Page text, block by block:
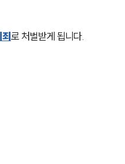
죄로 처벌받게 됩니다.